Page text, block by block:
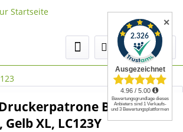
Select Language▼
Brother LC-
XL, LC123Y
✕